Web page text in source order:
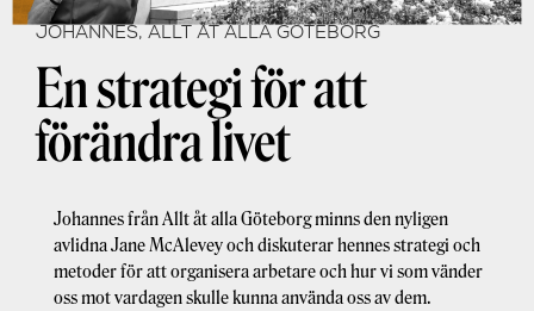
JOHANNES, ALLT ÅT ALLA GÖTEBORG
En strategi för att
förändra livet
Johannes från Allt åt alla Göteborg minns den nyligen
avlidna Jane McAlevey och diskuterar hennes strategi och
metoder för att organisera arbetare och hur vi som vänder
oss mot vardagen skulle kunna använda oss av dem.